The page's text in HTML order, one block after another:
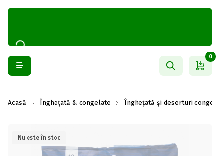
0
Acasă Înghețată & congelate Înghețată și deserturi
Nu este în stoc